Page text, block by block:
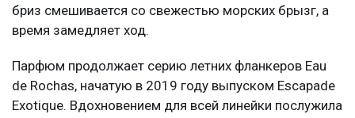
бриз смешивается со свежестью морских брызг, а
время замедляет ход.
Парфюм продолжает серию летних фланкеров Eau
de Rochas, начатую в 2019 году выпуском Escapade
Exotique. Вдохновением для всей линейки послужила